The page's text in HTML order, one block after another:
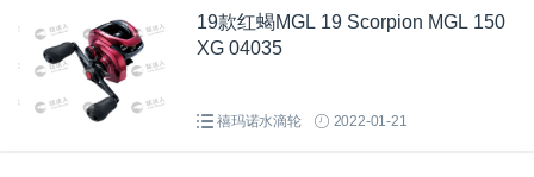
19款红蝎MGL 19 Scorpion MGL 150
XG 04035
禧玛诺水滴轮 2022-01-21